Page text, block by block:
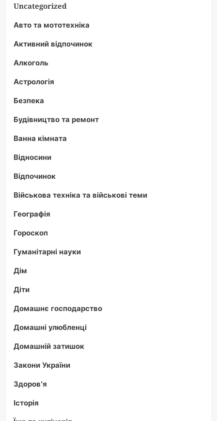
Uncategorized
Авто та мототехніка
Активний відпочинок
Алкоголь
Астрологія
Безпека
Будівництво та ремонт
Ванна кімната
Відносини
Відпочинок
Військова техніка та військові теми
Географія
Гороскоп
Гуманітарні науки
Дім
Діти
Домашнє господарство
Домашні улюбленці
Домашній затишок
Закони України
Здоров'я
Історія